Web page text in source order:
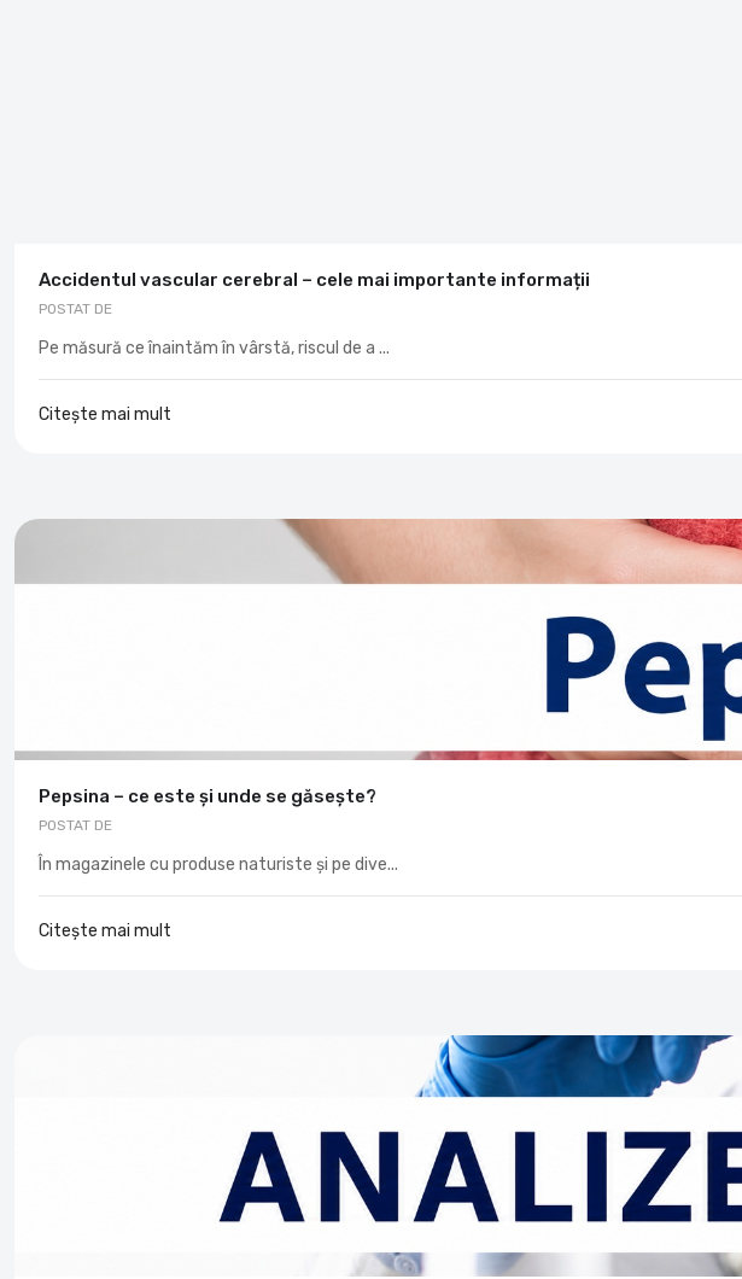
Accidentul vascular cerebral – cele mai importante informații
POSTAT DE
Pe măsură ce înaintăm în vârstă, riscul de a ...
Citește mai mult
Pepsina – ce este și unde se găsește?
POSTAT DE
În magazinele cu produse naturiste și pe dive...
Citește mai mult